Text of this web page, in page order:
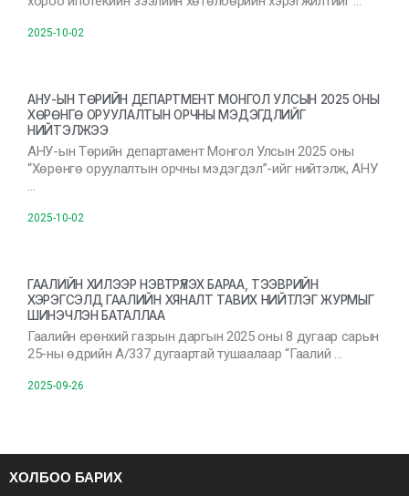
2025-10-02
АНУ-ЫН ТӨРИЙН ДЕПАРТМЕНТ МОНГОЛ УЛСЫН 2025 ОНЫ
ХӨРӨНГӨ ОРУУЛАЛТЫН ОРЧНЫ МЭДЭГДЛИЙГ
НИЙТЭЛЖЭЭ
АНУ-ын Төрийн департамент Монгол Улсын 2025 оны
“Хөрөнгө оруулалтын орчны мэдэгдэл”-ийг нийтэлж, АНУ
…
2025-10-02
ГААЛИЙН ХИЛЭЭР НЭВТРҮҮЛЭХ БАРАА, ТЭЭВРИЙН
ХЭРЭГСЭЛД ГААЛИЙН ХЯНАЛТ ТАВИХ НИЙТЛЭГ ЖУРМЫГ
ШИНЭЧЛЭН БАТАЛЛАА
Гаалийн ерөнхий газрын даргын 2025 оны 8 дугаар сарын
25-ны өдрийн А/337 дугаартай тушаалаар “Гаалий …
2025-09-26
ХОЛБОО БАРИХ